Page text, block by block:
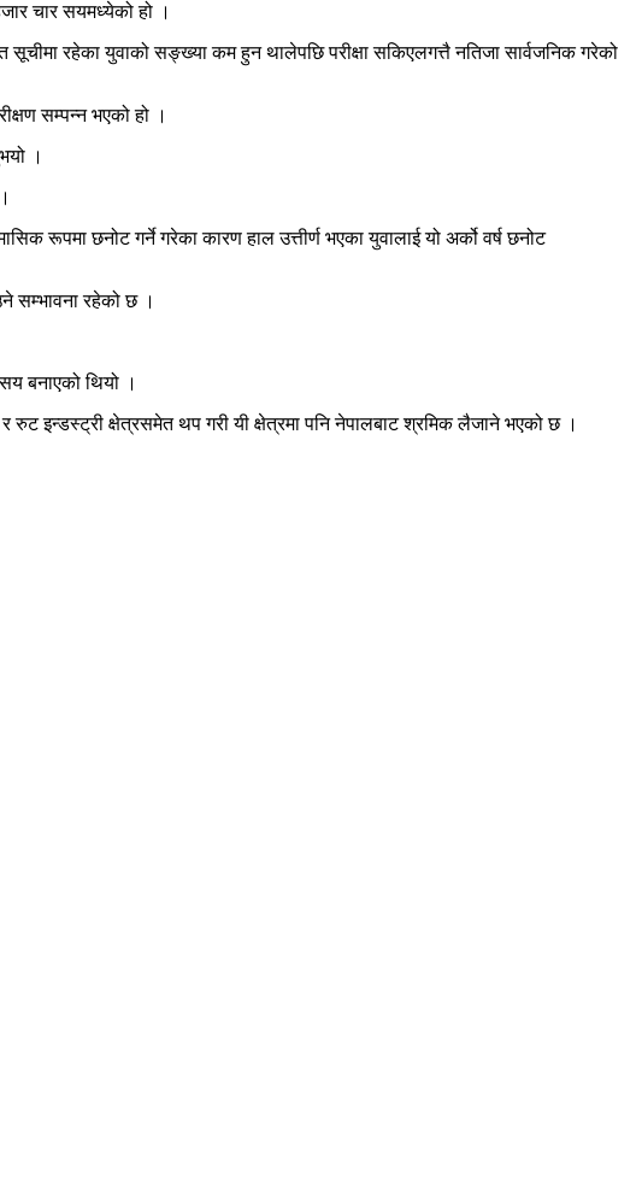
चार सयमध्येको हो ।
सूचीमा रहेका युवाको सङ्ख्या कम हुन थालेपछि परीक्षा सकिएलगत्तै नतिजा सार्वजनिक गरेको
सम्पन्न भएको हो ।
।
रूपमा छनोट गर्ने गरेका कारण हाल उत्तीर्ण भएका युवालाई यो अर्को वर्ष छनोट
सम्भावना रहेको छ ।
बनाएको थियो ।
इन्डस्ट्री क्षेत्रसमेत थप गरी यी क्षेत्रमा पनि नेपालबाट श्रमिक लैजाने भएको छ ।